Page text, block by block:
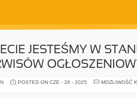
JESTEŚMY W
POSTED ON CZE - 26 - 2025
MOŻLIWOŚĆ